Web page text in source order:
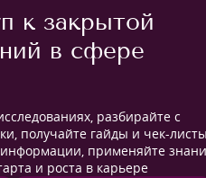
к закрытой
в сфере
разбирайте с
получайте гайды и чек-
применяйте
и роста в карьере